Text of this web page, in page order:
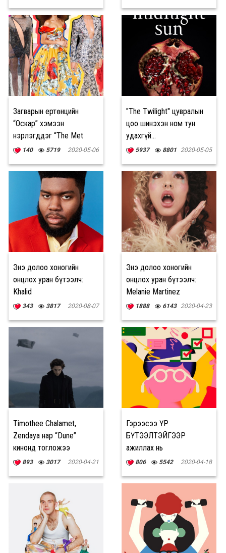
Загварын ертөнцийн
“Оскар” хэмээн
нэрлэгддэг “The Met
Gala” шоу
140 5719 2020-05-06
"The Twilight" цувралын
цоо шинэхэн ном тун
удахгүй...
5937 8801 2020-05-05
Энэ долоо хоногийн
онцлох уран бүтээлч:
Khalid
343 3817 2020-08-07
Энэ долоо хоногийн
онцлох уран бүтээлч:
Melanie Martinez
1888 6143 2020-04-23
Timothee Chalamet,
Zendaya нар “Dune”
кинонд тогложээ
893 3017 2020-04-21
Гэрээсээ ҮР
БҮТЭЭЛТЭЙГЭЭР
ажиллах нь
806 5542 2020-04-18